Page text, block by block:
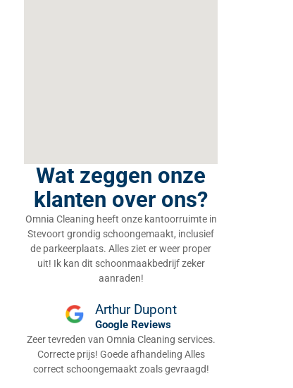
Wat zeggen onze
klanten over ons?
Omnia Cleaning heeft onze kantoorruimte in
Stevoort grondig schoongemaakt, inclusief
de parkeerplaats. Alles ziet er weer proper
uit! Ik kan dit schoonmaakbedrijf zeker
aanraden!
Arthur Dupont
Google Reviews
Zeer tevreden van Omnia Cleaning services.
Correcte prijs! Goede afhandeling Alles
correct schoongemaakt zoals gevraagd!